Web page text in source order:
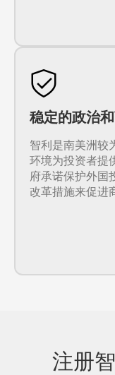
稳定的政治
智利是南美洲较
环境为投资者提
府承诺保护外国
改革措施来促进
注册